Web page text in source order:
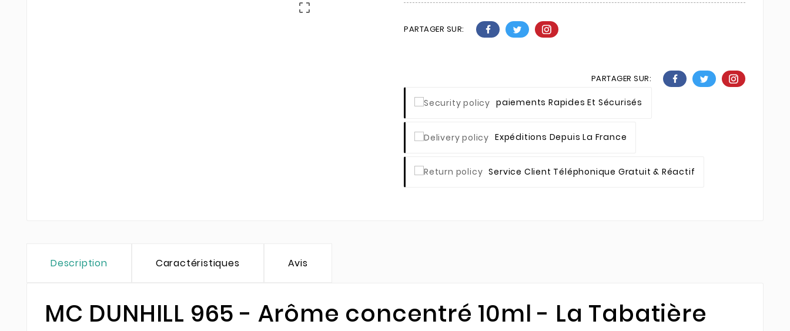

PARTAGER SUR:
PARTAGER SUR:
Paiements Rapides Et Sécurisés
Expéditions Depuis La France
Service Client Téléphonique Gratuit & Réactif
Description Caractéristiques Avis
MC DUNHILL 965 - Arôme concentré 10ml - La Tabatière